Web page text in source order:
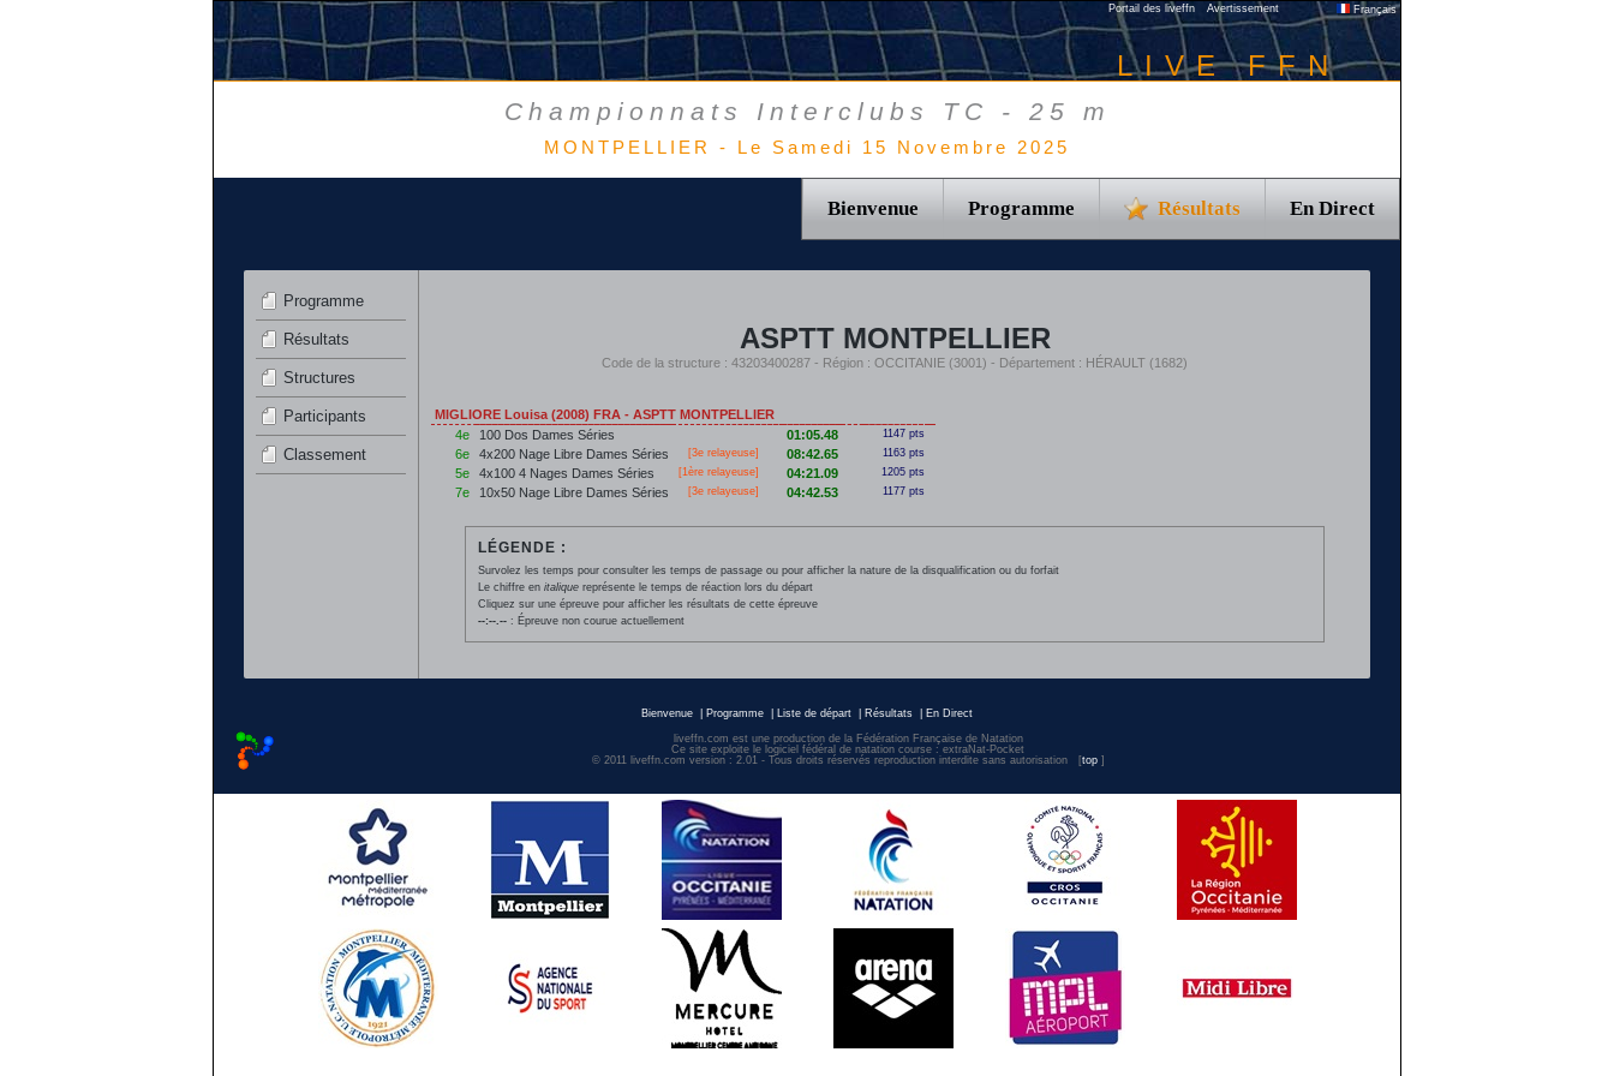
Portail des liveffn Avertissement Français
LIVE FFN
Championnats Interclubs TC - 25 m
MONTPELLIER - Le Samedi 15 Novembre 2025
Bienvenue Programme Résultats En Direct
Programme
Résultats
Structures
Participants
Classement
ASPTT MONTPELLIER
Code de la structure : 43203400287 - Région : OCCITANIE (3001) - Département : HÉRAULT (1682)
MIGLIORE Louisa (2008) FRA - ASPTT MONTPELLIER
4e
100 Dos Dames Séries 01:05.48 1147 pts
6e 4x200 Nage Libre Dames Séries [3e relayeuse] 08:42.65 1163 pts
5e 4x100 4 Nages Dames Séries [1ère relayeuse] 04:21.09 1205 pts
7e 10x50 Nage Libre Dames Séries [3e relayeuse] 04:42.53 1177 pts
LÉGENDE :
Survolez les temps pour consulter les temps de passage ou pour afficher la nature de la disqualification ou du forfait
Le chiffre en italiquereprésente le temps de réaction lors du départ
Cliquez sur une épreuve pour afficher les résultats de cette épreuve
--:--.--: Épreuve non courue actuellement
Bienvenue Programme Liste de départ Résultats En Direct
liveffn.com est une production de la Fédération Française de Natation
Ce site exploite le logiciel fédéral de natation course : extraNat-Pocket
© 2011 liveffn.com version : 2.01 - Tous droits réservés reproduction interdite sans autorisation
[top ]